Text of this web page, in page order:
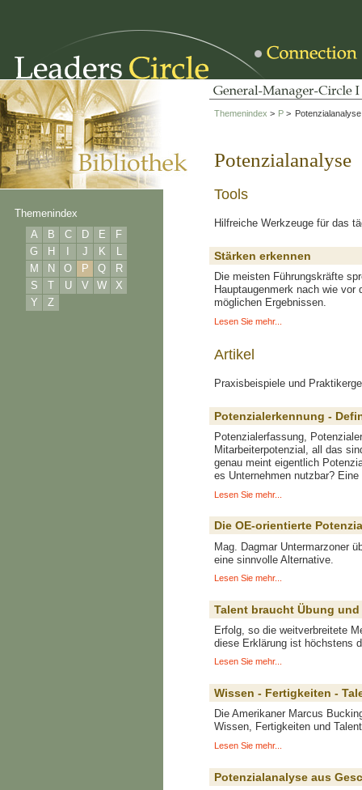
Themenindex
A
B C D E
F
G
H I J K
L
M
N O P Q
R
S
T U V W
X
Y
Z
Themenindex > P > Potenzialanalyse
Potenzialanalyse
Tools
Hilfreiche Werkzeuge für das
Stärken erkennen
Die meisten Führungskräfte
Hauptaugenmerk nach wie
möglichen Ergebnissen.
Lesen Sie mehr...
Artikel
Praxisbeispiele und
Potenzialerkennung -
Potenzialerfassung,
Mitarbeiterpotenzial, all das
genau meint eigentlich
es Unternehmen nutzbar?
Lesen Sie mehr...
Die OE-orientierte
Mag. Dagmar Untermarzoner
eine sinnvolle Alternative.
Lesen Sie mehr...
Talent braucht Übung
Erfolg, so die weitverbreitete
diese Erklärung ist höchstens
Lesen Sie mehr...
Wissen - Fertigkeiten -
Die Amerikaner Marcus
Wissen, Fertigkeiten und
Lesen Sie mehr...
Potenzialanalyse aus